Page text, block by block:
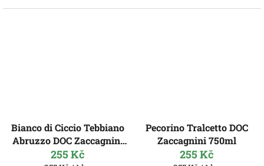
Bianco di Ciccio Tebbiano
Abruzzo DOC Zaccagnini
750ml
255 Kč
Pecorino Tralcetto DOC
Zaccagnini 750ml
255 Kč